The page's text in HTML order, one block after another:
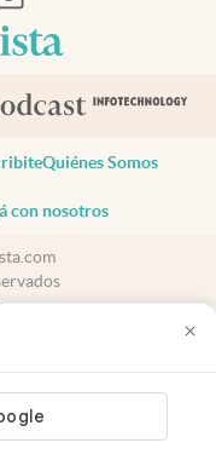
×
Quiénes Somos
con nosotros
S.A Registro de